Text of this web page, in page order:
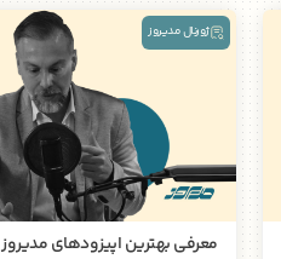
ژورنال مدیروز
معرفی بهترین اپیزودهای مدیروز